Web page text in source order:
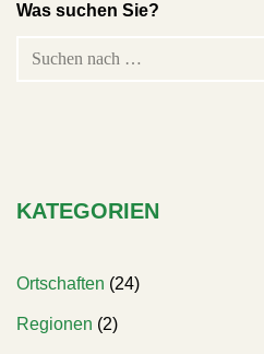
Was suchen Sie?
KATEGORIEN
Ortschaften (24)
Regionen (2)